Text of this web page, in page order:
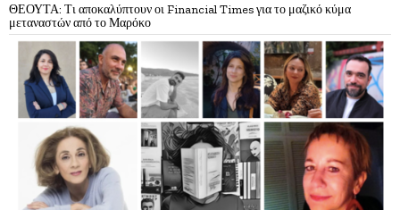
ΘΕΟΥΤΑ: Τι αποκαλύπτουν οι Financial Times για το μαζικό κύμα
μεταναστών από το Μαρόκο